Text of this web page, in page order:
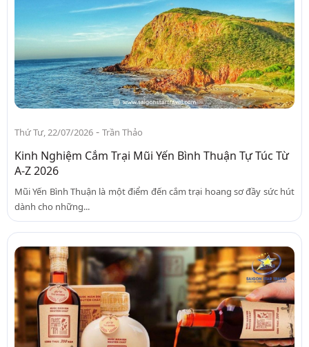
Thứ Tư, 22/07/2026 - Trần Thảo
Kinh Nghiệm Cắm Trại Mũi Yến Bình Thuận Tự Túc Từ
A-Z 2026
Mũi Yến Bình Thuận là một điểm đến cắm trại hoang sơ đầy sức hút
dành cho những...